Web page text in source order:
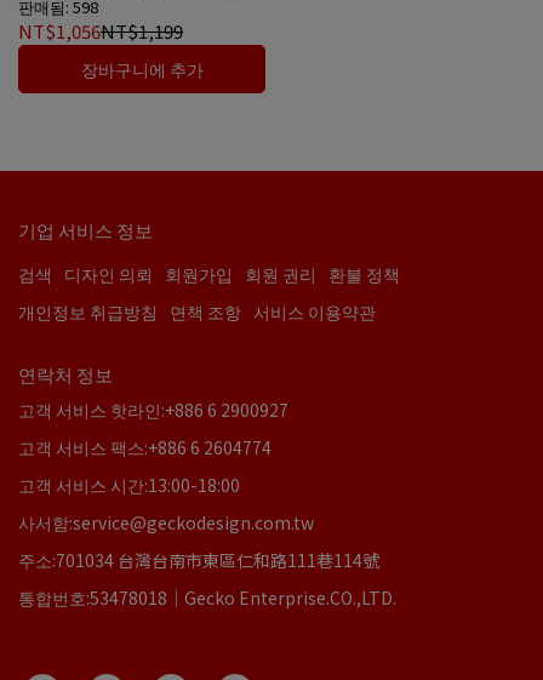
組 / 單入組
판매됨: 598
NT$1,056NT$1,199
장바구니에 추가
기업 서비스 정보
검색 디자인 의뢰 회원가입 회원 권리
환불 정책
개인정보 취급방침
면책 조항 서비스 이용약관
연락처 정보
고객 서비스 핫라인:+886 6 2900927
고객 서비스 팩스:+886 6 2604774
고객 서비스 시간:13:00-18:00
사서함:service@geckodesign.com.tw
주소:701034 台灣台南市東區仁和路111巷114號
통합번호:53478018｜Gecko Enterprise.CO.,LTD.